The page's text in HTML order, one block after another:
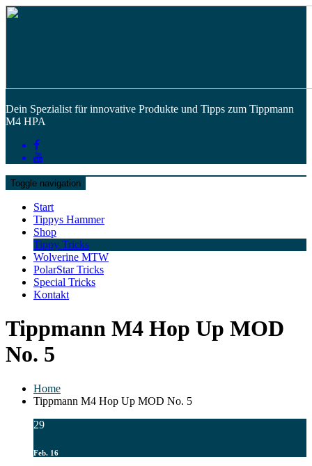
Dein Spezialist für innovative Produkte und Tipps zum Tippmann
M4 HPA
Toggle navigation
Start
Tippys Hammer
Shop
Tippy Tricks
Wolverine MTW
PolarStar Tricks
Special Tricks
Kontakt
Tippmann M4 Hop Up MOD
No. 5
Home
Tippmann M4 Hop Up MOD No. 5
29
Feb. 16